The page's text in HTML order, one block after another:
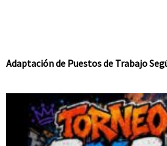
Adaptación de Puestos de Trabajo